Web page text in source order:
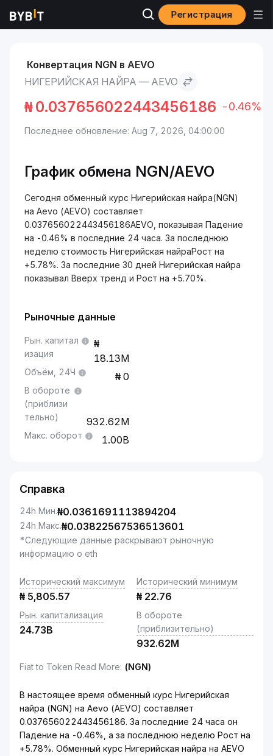
Регистрация
Рынки Нигерийская найра to Aevo
Конвертация NGN в AEVO
НИГЕРИЙСКАЯ НАЙРА — AEVO
₦0.037656022443456186 -0.46%
Последнее обновление: Aug 7, 2026, 04:00:00
График обмена NGN/AEVO
Сегодня обменный курс Нигерийская найра(NGN)
на Aevo (AEVO) составляет
0.037656022443456186AEVO, показывая Падение
на -0.46% в последние 24 часа. За последнюю
неделю стоимость Нигерийская найраРост на
+5.78%. За последние 30 дней Нигерийская найра
показывал Вверх тренд и Рост на +5.70%.
Рыночные данные
Рын. капитал
изация
18.13M
Объём, 24Ч 0
В обороте
(приблизи
тельно)
932.62M
Макс. оборот 1.00B
Справка
24h Мин.₦0.0361691113894204
24h Макс.₦0.03822567536513601
*Следующие данные раскрывают рыночную
информацию о eth
Исторический максимум
₦ 5,805.57
Исторический минимум
₦ 22.76
Рын. капитализация
24.73B
В обороте
(приблизительно)
932.62M
Fiat to Token Read More: (NGN)
В настоящее время обменный курс Нигерийская
найра (NGN) на Aevo (AEVO) составляет
0.037656022443456186. За последние 24 часа он
Падение на -0.46%, а за последнюю неделю Рост на
+5.78%. Обменный курс Нигерийская найра на AEVO